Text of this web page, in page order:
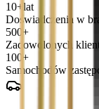
10+ lat
Doświadczenia w
500+
Zadowolonych
100+
Samochodów